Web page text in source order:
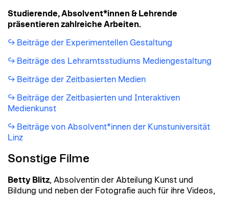
Studierende, Absolvent*innen & Lehrende
präsentieren zahlreiche Arbeiten.
Beiträge der Experimentellen Gestaltung
Beiträge des Lehramtsstudiums Mediengestaltung
Beiträge der Zeitbasierten Medien
Beiträge der Zeitbasierten und Interaktiven
Medienkunst
Beiträge von Absolvent*innen der Kunstuniversität
Linz
Sonstige Filme
Betty Blitz, Absolventin der Abteilung Kunst und
Bildung und neben der Fotografie auch für ihre Videos,